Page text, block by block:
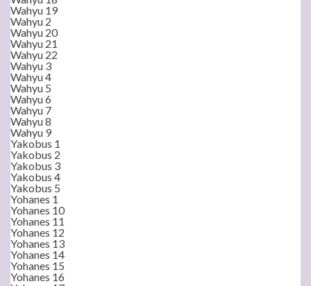
Wahyu 19
Wahyu 2
Wahyu 20
Wahyu 21
Wahyu 22
Wahyu 3
Wahyu 4
Wahyu 5
Wahyu 6
Wahyu 7
Wahyu 8
Wahyu 9
Yakobus 1
Yakobus 2
Yakobus 3
Yakobus 4
Yakobus 5
Yohanes 1
Yohanes 10
Yohanes 11
Yohanes 12
Yohanes 13
Yohanes 14
Yohanes 15
Yohanes 16